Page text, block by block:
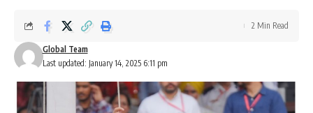
Last updated: January 14, 2025 6:11 pm
Global Team
2 Min Read